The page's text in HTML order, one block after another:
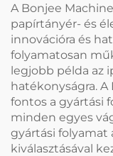
A Bonjee
papírtányér- és
innovációra és
folyamatosan
legjobb példa az
hatékonyságra.
fontos a gyártási
minden egyes
gyártási folyamat
kiválasztásával